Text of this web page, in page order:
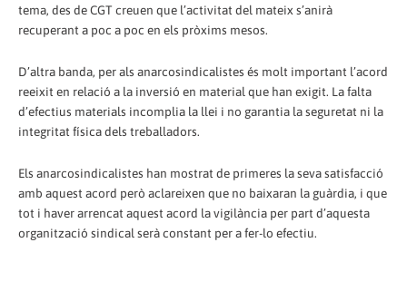
tema, des de CGT creuen que l’activitat del mateix s’anirà
recuperant a poc a poc en els pròxims mesos.
D’altra banda, per als anarcosindicalistes és molt important l’acord
reeixit en relació a la inversió en material que han exigit. La falta
d’efectius materials incomplia la llei i no garantia la seguretat ni la
integritat física dels treballadors.
Els anarcosindicalistes han mostrat de primeres la seva satisfacció
amb aquest acord però aclareixen que no baixaran la guàrdia, i que
tot i haver arrencat aquest acord la vigilància per part d’aquesta
organització sindical serà constant per a fer-lo efectiu.